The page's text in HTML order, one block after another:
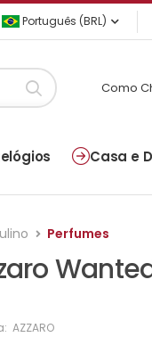
Português (BRL)
Como
Casa e
Perfumes
AZZARO